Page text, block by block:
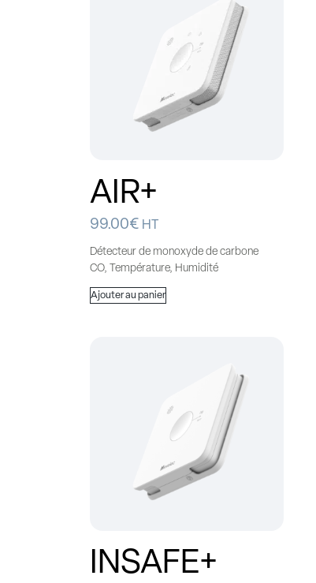
AIR+
99.00€ HT
Détecteur de monoxyde de carbone
CO, Température, Humidité
Ajouter au panier
INSAFE+